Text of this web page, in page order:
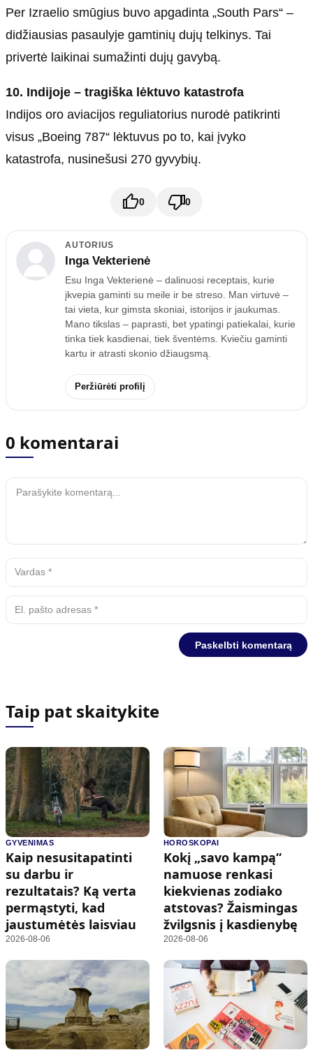
Per Izraelio smūgius buvo apgadinta „South Pars“ –
didžiausias pasaulyje gamtinių dujų telkinys. Tai
privertė laikinai sumažinti dujų gavybą.
10. Indijoje – tragiška lėktuvo katastrofa
Indijos oro aviacijos reguliatorius nurodė patikrinti
visus „Boeing 787“ lėktuvus po to, kai įvyko
katastrofa, nusinešusi 270 gyvybių.
0 0
AUTORIUS
Inga Vekterienė
Esu Inga Vekterienė – dalinuosi receptais, kurie
įkvepia gaminti su meile ir be streso. Man virtuvė –
tai vieta, kur gimsta skoniai, istorijos ir jaukumas.
Mano tikslas – paprasti, bet ypatingi patiekalai, kurie
tinka tiek kasdienai, tiek šventėms. Kviečiu gaminti
kartu ir atrasti skonio džiaugsmą.
Peržiūrėti profilį
0 komentarai
Taip pat skaitykite
GYVENIMAS
Kaip nesusitapatinti
su darbu ir
rezultatais? Ką verta
permąstyti, kad
jaustumėtės laisviau
2026-08-06
HOROSKOPAI
Kokį „savo kampą“
namuose renkasi
kiekvienas zodiako
atstovas? Žaismingas
žvilgsnis į kasdienybę
2026-08-06